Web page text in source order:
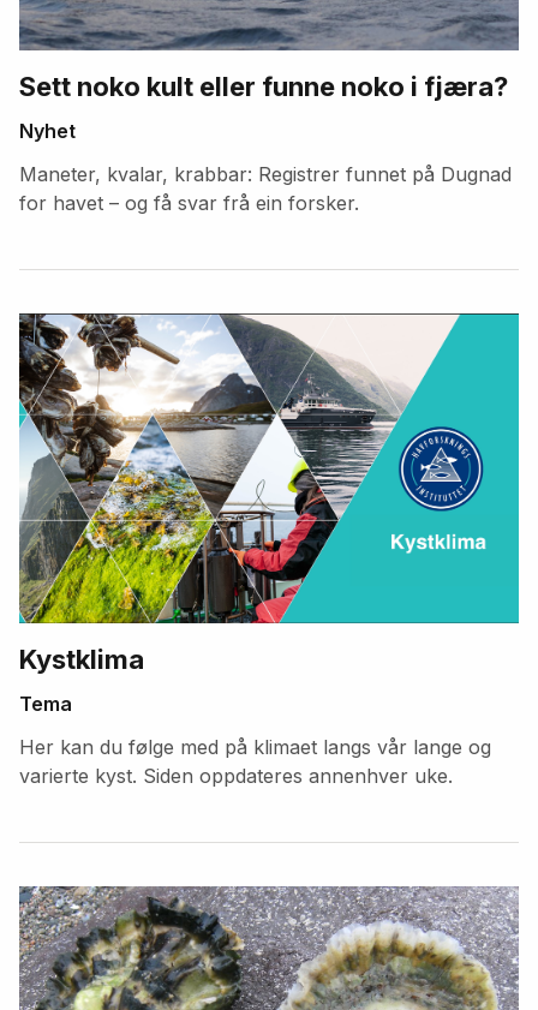
Sett noko kult eller funne noko i fjæra?
Nyhet
Maneter, kvalar, krabbar: Registrer funnet på Dugnad
for havet – og få svar frå ein forsker.
Kystklima
Tema
Her kan du følge med på klimaet langs vår lange og
varierte kyst. Siden oppdateres annenhver uke.